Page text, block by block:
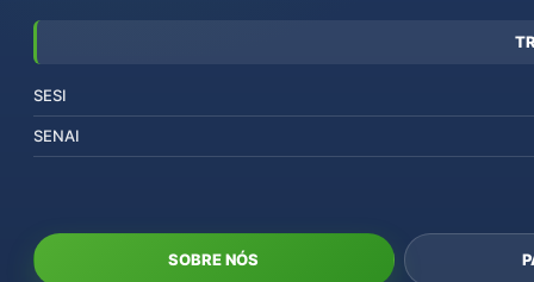
SESI
SENAI
SOBRE NÓS